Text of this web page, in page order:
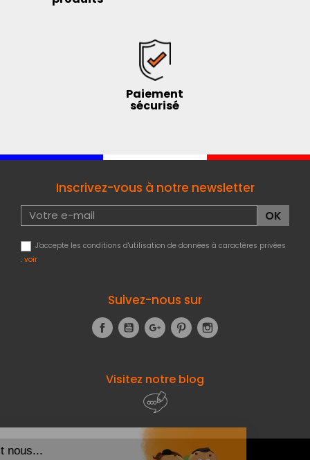
Paiement
sécurisé
Inscrivez-vous à notre newsletter
J'accepte les conditions d'utilisation de données à caractères privées
: voir
Suivez-nous sur
FacebookYouTubeGoogle+Pinterest
Visitez notre blog